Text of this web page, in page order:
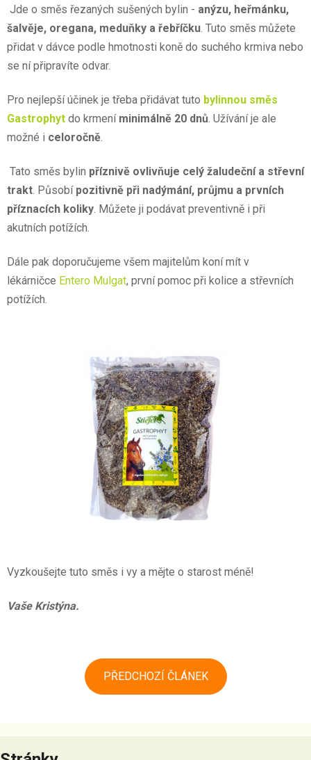
Jde o směs řezaných sušených bylin - anýzu, heřmánku,
šalvěje, oregana, meduňky a řebříčku. Tuto směs můžete
přidat v dávce podle hmotnosti koně do suchého krmiva nebo
se ní připravíte odvar.
Pro nejlepší účinek je třeba přidávat tuto bylinnou směs
Gastrophyt do krmení minimálně 20 dnů. Užívání je ale
možné i celoročně.
Tato směs bylin příznivě ovlivňuje celý žaludeční a střevní
trakt. Působí pozitivně při nadýmání, průjmu a prvních
příznacích koliky. Můžete ji podávat preventivně i při
akutních potížích.
Dále pak doporučujeme všem majitelům koní mít v
lékárničce Entero Mulgat, první pomoc při kolice a střevních
potížích.
Vyzkoušejte tuto směs i vy a mějte o starost méně!
Vaše Kristýna.
PŘEDCHOZÍ ČLÁNEK
á